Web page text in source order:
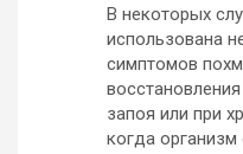
В некоторых
использована
симптомов
запоя или при
когда